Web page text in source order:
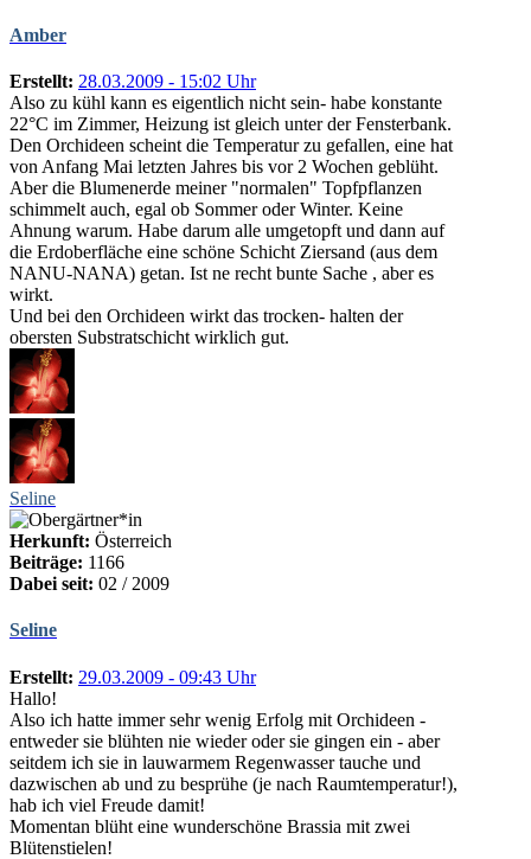
Amber
Erstellt: 28.03.2009 - 15:02 Uhr
Also zu kühl kann es eigentlich nicht sein- habe konstante
22°C im Zimmer, Heizung ist gleich unter der Fensterbank.
Den Orchideen scheint die Temperatur zu gefallen, eine hat
von Anfang Mai letzten Jahres bis vor 2 Wochen geblüht.
Aber die Blumenerde meiner "normalen" Topfpflanzen
schimmelt auch, egal ob Sommer oder Winter. Keine
Ahnung warum. Habe darum alle umgetopft und dann auf
die Erdoberfläche eine schöne Schicht Ziersand (aus dem
NANU-NANA) getan. Ist ne recht bunte Sache , aber es
wirkt.
Und bei den Orchideen wirkt das trocken- halten der
obersten Substratschicht wirklich gut.
Seline
Herkunft: Österreich
Beiträge: 1166
Dabei seit: 02 / 2009
Seline
Erstellt: 29.03.2009 - 09:43 Uhr
Hallo!
Also ich hatte immer sehr wenig Erfolg mit Orchideen -
entweder sie blühten nie wieder oder sie gingen ein - aber
seitdem ich sie in lauwarmem Regenwasser tauche und
dazwischen ab und zu besprühe (je nach Raumtemperatur!),
hab ich viel Freude damit!
Momentan blüht eine wunderschöne Brassia mit zwei
Blütenstielen!